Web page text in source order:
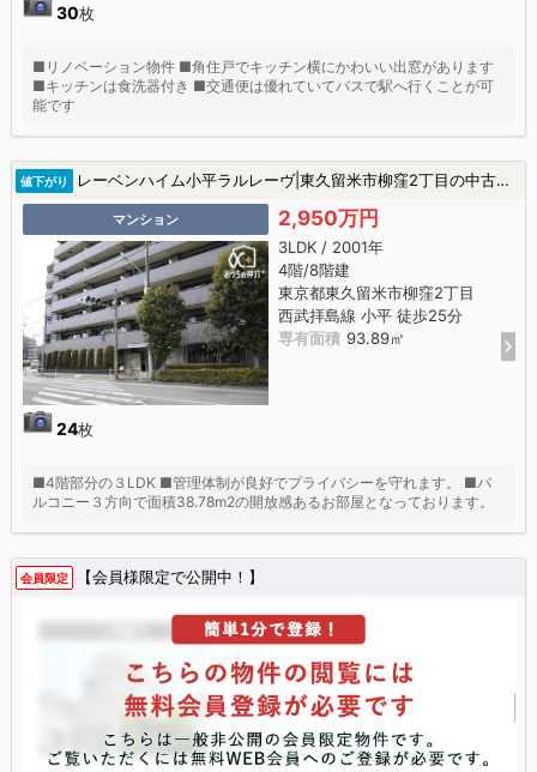
30枚
■リノベーション物件 ■角住戸でキッチン横にかわいい出窓があります
■キッチンは食洗器付き ■交通便は優れていてバスで駅へ行くことが可
能です
値下がり レーベンハイム小平ラルレーヴ|東久留米市柳窪2丁目の中古マンション
マンション
24枚
2,950万円
3LDK / 2001年
4階/8階建
東京都東久留米市柳窪2丁目
西武拝島線 小平 徒歩25分
専有面積 93.89㎡
■4階部分の３LDK ■管理体制が良好でプライバシーを守れます。 ■バ
ルコニー３方向で面積38.78m2の開放感あるお部屋となっております。
会員限定 【会員様限定で公開中！】